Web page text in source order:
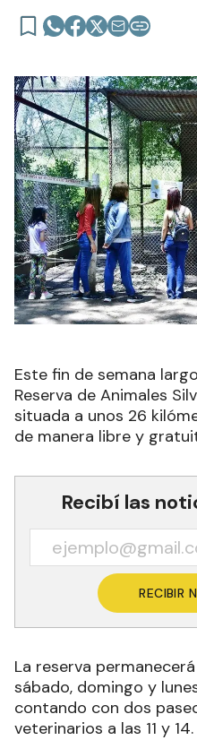
Este fin de semana
Reserva de Animales
situada a unos 26
de manera libre y
Recibí las
RECIBIR
La reserva
sábado, domingo y
contando con dos
veterinarios a las 11 y 14.